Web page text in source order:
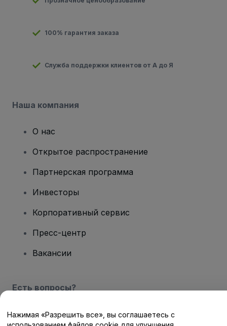
100% гарантия заказа
Служба поддержки клиентов от А до Я
Наша компания
О нас
Открытое распространение
Партнерская программа
Инвесторы
Корпоративный сервис
Пресс-центр
Вакансии
Есть вопросы?
Центр помощи / Свяжитесь с нами
Нажимая «Разрешить все», вы соглашаетесь с